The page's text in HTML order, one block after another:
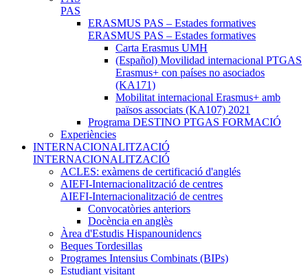
PAS
ERASMUS PAS – Estades formatives
ERASMUS PAS – Estades formatives
Carta Erasmus UMH
(Español) Movilidad internacional PTGAS
Erasmus+ con países no asociados
(KA171)
Mobilitat internacional Erasmus+ amb
països associats (KA107) 2021
Programa DESTINO PTGAS FORMACIÓ
Experiències
INTERNACIONALITZACIÓ
INTERNACIONALITZACIÓ
ACLES: exàmens de certificació d'anglés
AIEFI-Internacionalització de centres
AIEFI-Internacionalització de centres
Convocatòries anteriors
Docència en anglès
Àrea d'Estudis Hispanounidencs
Beques Tordesillas
Programes Intensius Combinats (BIPs)
Estudiant visitant